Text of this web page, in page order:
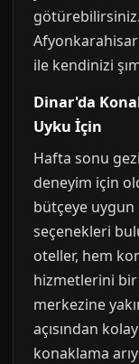
ile kendinizi
Dinar'da
Uyku İçin
Hafta sonu
deneyim için
bütçeye
seçenekleri
oteller, hem
hizmetlerini bir
merkezine
açısından
konaklama